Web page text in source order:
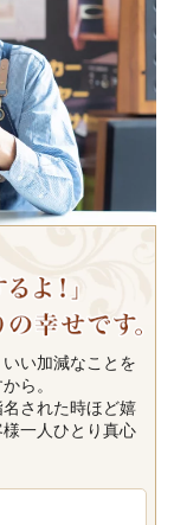
い加減なことを
ら。
された時ほど嬉
一人ひとり真心